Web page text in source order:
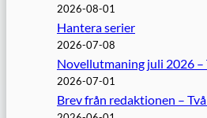
2026-08-01
Hantera serier
2026-07-08
Novellutmaning juli 2026 –
2026-07-01
Brev från redaktionen –